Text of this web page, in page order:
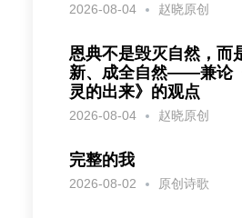
2026-08-04 赵晓原创
恩典不是毁灭自然，而
新、成全自然——兼论
灵的出来》的观点
2026-08-04 赵晓原创
完整的我
2026-08-02 原创诗歌